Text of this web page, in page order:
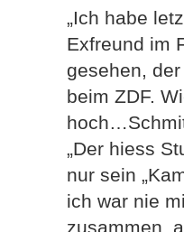
„Ich habe
Exfreund im
gesehen,
beim ZDF.
„Der hiess
nur sein
ich war nie
zusammen,